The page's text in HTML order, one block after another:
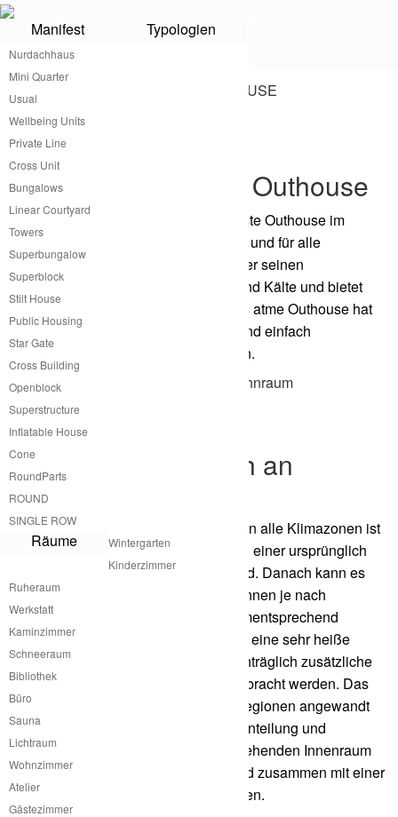
Manifest Typologien
Nurdachhaus
Mini Quarter
Usual
Wellbeing Units
Private Line
Cross Unit
Bungalows
Linear Courtyard
Towers
Superbungalow
Superblock
Stilt House
Public Housing
Star Gate
Cross Building
Openblock
Superstructure
Inflatable House
Cone
RoundParts
ROUND
SINGLE ROW
Räume
Wintergarten
Kinderzimmer
Ruheraum
Werkstatt
Kaminzimmer
Schneeraum
Bibliothek
Büro
Sauna
Lichtraum
Wohnzimmer
Atelier
Gästezimmer
Outhouse
Kleines praktisches Outhouse
atme hat das wahrscheinlich günstigste Outhouse im
Sortiment. Klein, modular erweiterbar und für alle
Klimazonen der Welt anpassbar gibt er seinen
Bewohnerinnen Schutz vor Wärme und Kälte und bietet
allen notwendigen Wohnkomfort. Das atme Outhouse hat
genau die richtige Größe, um leicht und einfach
transportiert und aufgebaut zu werden.
Outhouse passt sich an
Klimazonen an
Die Anpassung des atme Outhouse an alle Klimazonen ist
dadurch geben, dass das Gebäude in einer ursprünglich
nur konstruktiven Hülle produziert wird. Danach kann es
von den Nutzerinnen und Bewohnerinnen je nach
Anforderungen an die Klimazone dementsprechend
gedämmt werden. Ist es zum Beispiel eine sehr heiße
Region in Griechenland so kann nachträglich zusätzliche
Dämmung auf die Innenwände aufgebracht werden. Das
gleiche Prinzip kann in sehr kalten Regionen angewandt
werden. Die Art der Dämmung, die Einteilung und
gestalterische Integration in den bestehenden Innenraum
sind von atme bereits vorgegeben und zusammen mit einer
Handwerkerin leicht zu bewerkstelligen.